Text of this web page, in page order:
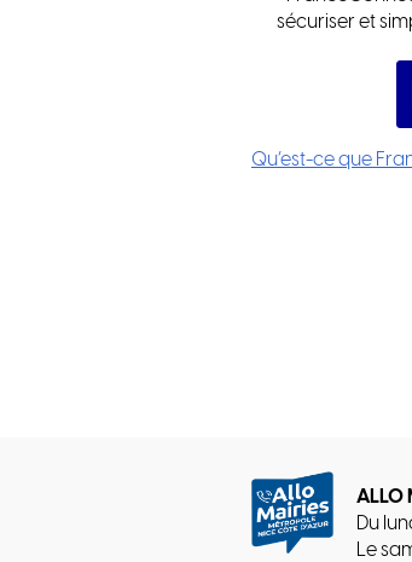
sécuriser et
Qu’est-ce que
ALLO
Du
Le